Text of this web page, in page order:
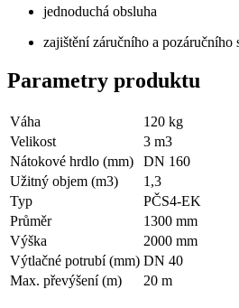
jednoduchá obsluha
zajištění záručního a pozáručního
Parametry produktu
Váha 120 kg
Velikost
3 m3
Nátokové hrdlo (mm)
DN 160
Užitný objem (m3)
1,3
Typ
PČS4-EK
Průměr
1300 mm
Výška
2000 mm
Výtlačné potrubí (mm) DN 40
Max. převýšení (m)
20 m